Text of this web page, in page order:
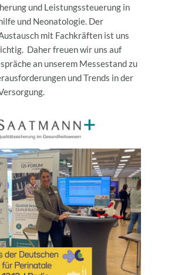
und Leistungssteuerung in
und Neonatologie. Der
mit Fachkräften ist uns
Daher freuen wir uns auf
an unserem Messestand zu
und Trends in der